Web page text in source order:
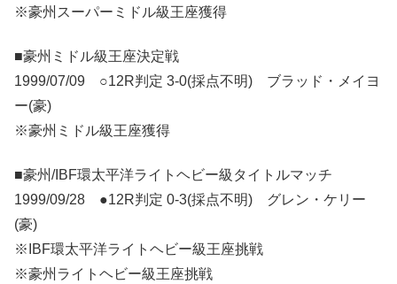
※豪州スーパーミドル級王座獲得
■豪州ミドル級王座決定戦
1999/07/09 ○12R判定 3-0(採点不明) ブラッド・メイヨ
ー(豪)
※豪州ミドル級王座獲得
■豪州/IBF環太平洋ライトヘビー級タイトルマッチ
1999/09/28 ●12R判定 0-3(採点不明) グレン・ケリー
(豪)
※IBF環太平洋ライトヘビー級王座挑戦
※豪州ライトヘビー級王座挑戦